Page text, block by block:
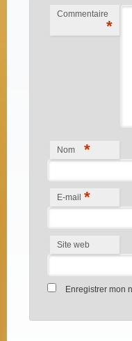
Commentaire
*
Nom *
E-mail *
Site web
Enregistrer mon